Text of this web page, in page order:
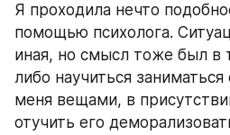
Я проходила нечто
помощью психолога.
иная, но смысл тоже был в
либо научиться
меня вещами, в
отучить его